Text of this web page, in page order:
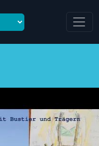
nicht gesetzt. en